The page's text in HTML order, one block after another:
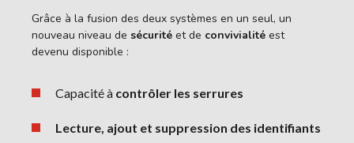
Grâce à la fusion des deux systèmes en un seul, un
nouveau niveau de sécurité et de convivialité est
devenu disponible :
Capacité à contrôler les serrures
Lecture, ajout et suppression des identifiants